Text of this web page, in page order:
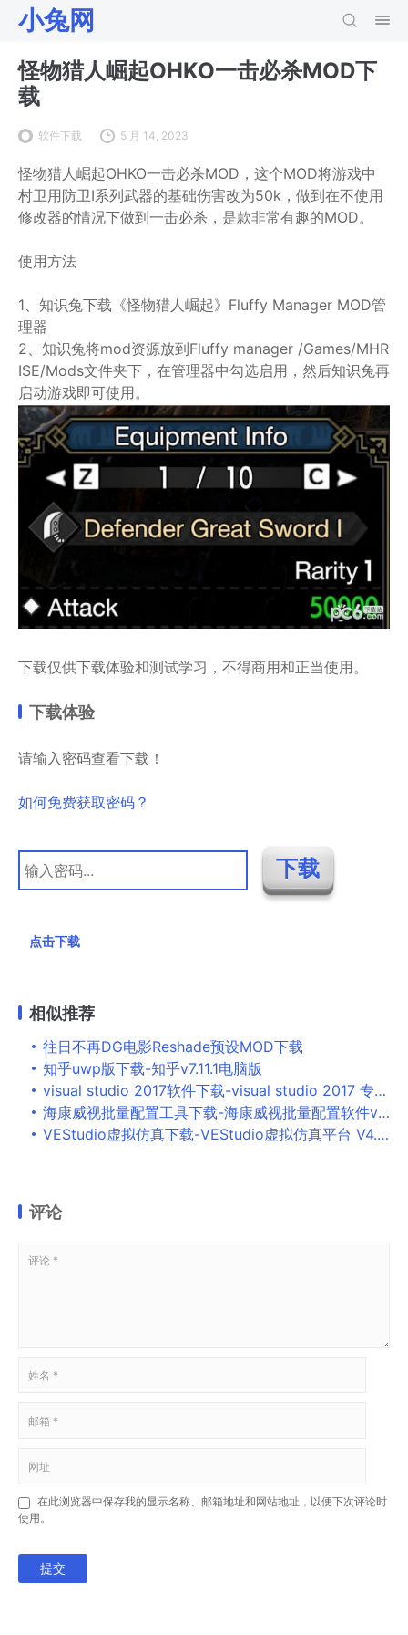
小兔网
怪物猎人崛起OHKO一击必杀MOD下
载
软件下载 5 月 14, 2023
怪物猎人崛起OHKO一击必杀MOD，这个MOD将游戏中
村卫用防卫I系列武器的基础伤害改为50k，做到在不使用
修改器的情况下做到一击必杀，是款非常有趣的MOD。
使用方法
1、知识兔下载《怪物猎人崛起》Fluffy Manager MOD管
理器
2、知识兔将mod资源放到Fluffy manager /Games/MHR
ISE/Mods文件夹下，在管理器中勾选启用，然后知识兔再
启动游戏即可使用。
下载仅供下载体验和测试学习，不得商用和正当使用。
下载体验
请输入密码查看下载！
如何免费获取密码？
点击下载
相似推荐
往日不再DG电影Reshade预设MOD下载
知乎uwp版下载-知乎v7.11.1电脑版
visual studio 2017软件下载-visual studio 2017 专业版官方正式版
海康威视批量配置工具下载-海康威视批量配置软件v3.1.3.1 官方版
VEStudio虚拟仿真下载-VEStudio虚拟仿真平台 V4.5 免费版
评论
在此浏览器中保存我的显示名称、邮箱地址和网站地址，以便下次评论时
使用。
提交